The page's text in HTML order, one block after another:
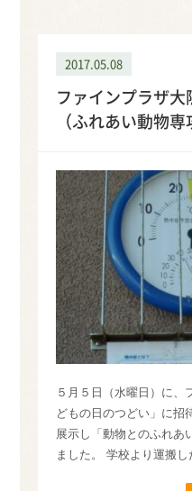
2017.05.08
ファインプラザ
（ふれあい動物専
５月５日（水曜日）に、
どもの日のつどい」に招
展示し「動物とのふれあ
ました。 学校より運搬